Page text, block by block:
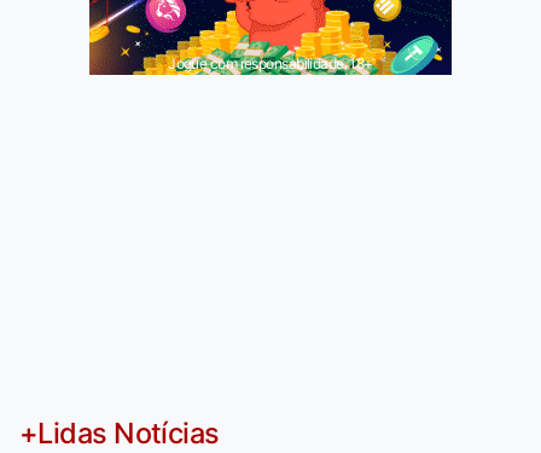
Jogue com responsabilidade. 18+
+Lidas Notícias